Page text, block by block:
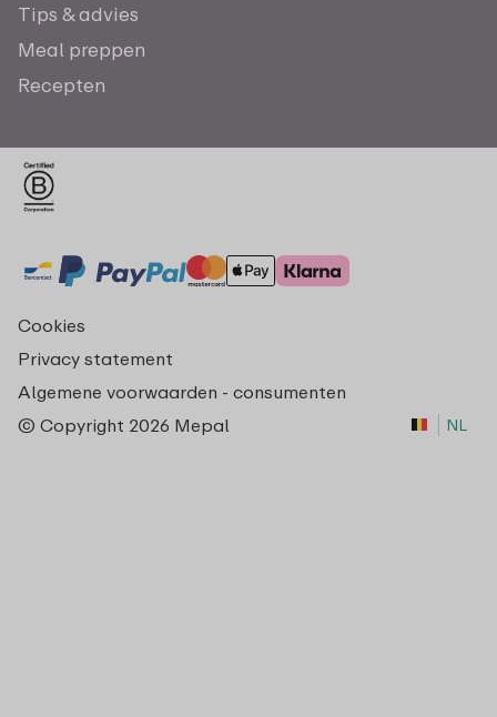
Tips & advies
Meal preppen
Recepten
Cookies
Privacy statement
Algemene voorwaarden - consumenten
© Copyright 2026 Mepal
NL